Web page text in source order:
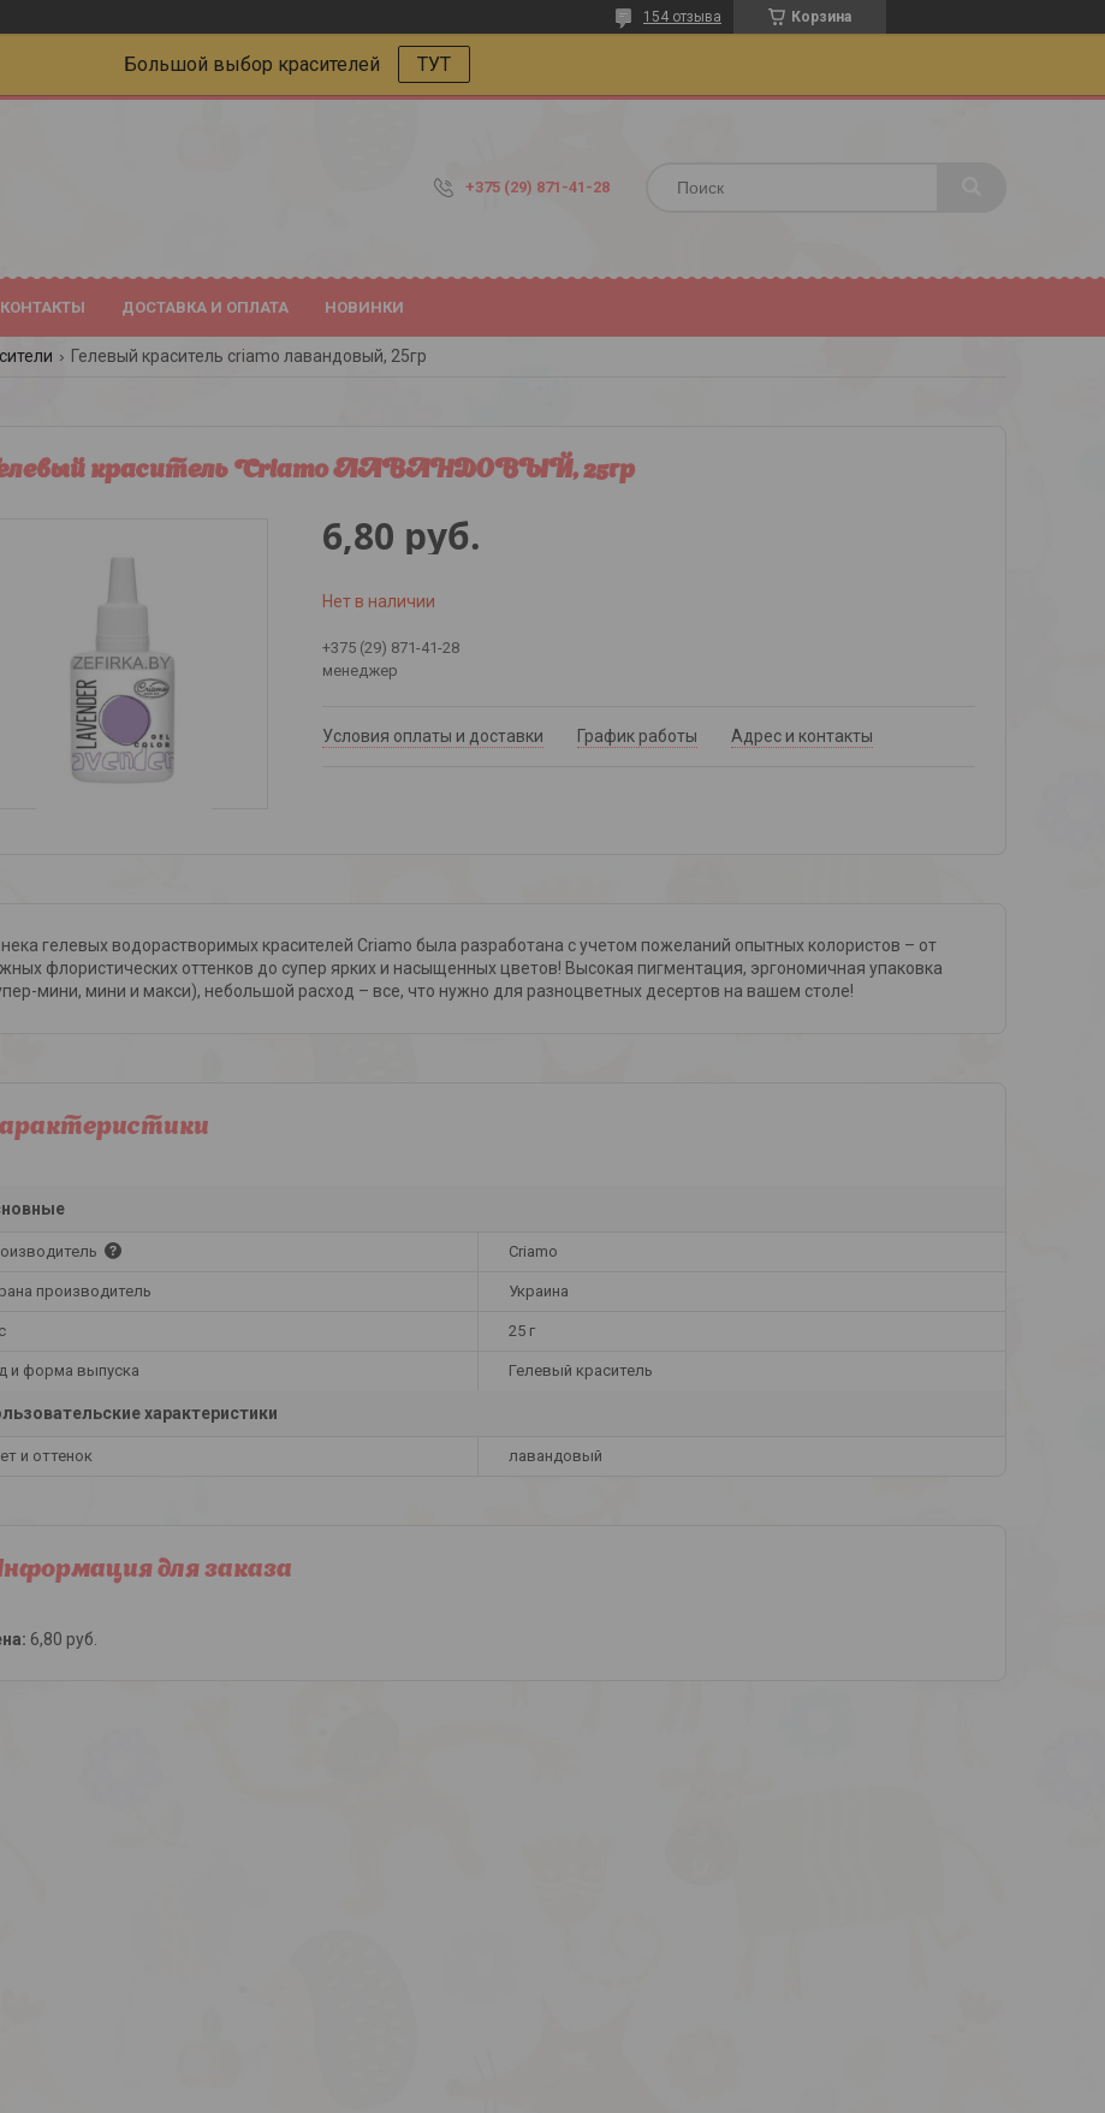
Корзина
154 отзыва
Большой выбор красителей ТУТ
+375 (29) 871-41-28
КОНТАКТЫ ДОСТАВКА И ОПЛАТА НОВИНКИ
Гелевый краситель criamo лавандовый, 25гр
краситель Criamo ЛАВАНДОВЫЙ, 25гр
6,80 руб.
Нет в наличии
+375 (29) 871-41-28
менеджер
Условия оплаты и доставки График работы Адрес и контакты
гелевых водорастворимых красителей Criamo была разработана с учетом пожеланий опытных колористов – от
флористических оттенков до супер ярких и насыщенных цветов! Высокая пигментация, эргономичная упаковка
мини, мини и макси), небольшой расход – все, что нужно для разноцветных десертов на вашем столе!
Criamo
производитель Украина
25 г
и форма выпуска Гелевый краситель
характеристики
и оттенок лавандовый
для заказа
6,80 руб.